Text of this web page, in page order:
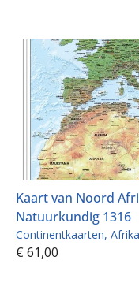
Kaart van Noord
Natuurkundig 1316
Continentkaarten Afrika
€ 61,00